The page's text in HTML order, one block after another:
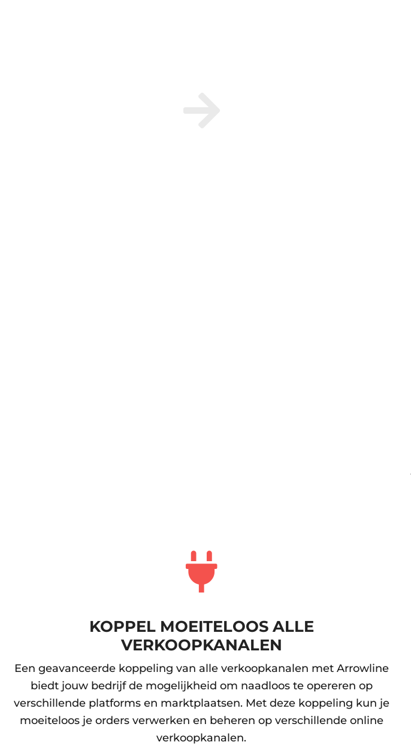
KOPPEL MOEITELOOS ALLE
VERKOOPKANALEN
Een geavanceerde koppeling van alle verkoopkanalen met Arrowline
biedt jouw bedrijf de mogelijkheid om naadloos te opereren op
verschillende platforms en marktplaatsen. Met deze koppeling kun je
moeiteloos je orders verwerken en beheren op verschillende online
verkoopkanalen.